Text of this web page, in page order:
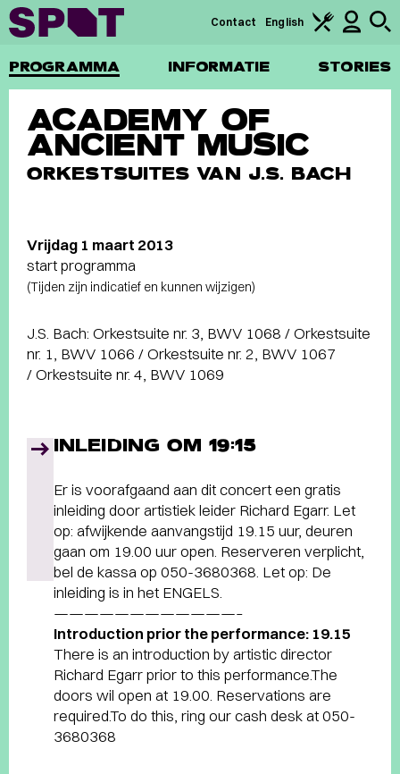
PROGRAMMA INFORMATIE STORIES
Contact English
ACADEMY OF
ANCIENT MUSIC
ORKESTSUITES VAN J.S. BACH
Vrijdag 1 maart 2013
start programma
(Tijden zijn indicatief en kunnen wijzigen)
J.S. Bach: Orkestsuite nr. 3, BWV 1068 / Orkestsuite
nr. 1, BWV 1066 / Orkestsuite nr. 2, BWV 1067
/ Orkestsuite nr. 4, BWV 1069
INLEIDING OM 19:15
Er is voorafgaand aan dit concert een gratis
inleiding door artistiek leider Richard Egarr. Let
op: afwijkende aanvangstijd 19.15 uur, deuren
gaan om 19.00 uur open. Reserveren verplicht,
bel de kassa op 050-3680368. Let op: De
inleiding is in het ENGELS.
————————————–
Introduction prior the performance: 19.15
There is an introduction by artistic director
Richard Egarr prior to this performance.The
doors wil open at 19.00. Reservations are
required.To do this, ring our cash desk at 050-
3680368